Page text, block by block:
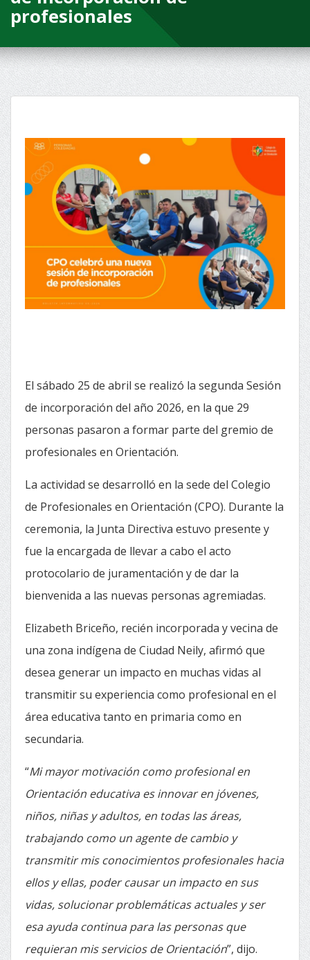
profesionales
El sábado 25 de abril se realizó la segunda Sesión
de incorporación del año 2026, en la que 29
personas pasaron a formar parte del gremio de
profesionales en Orientación.
La actividad se desarrolló en la sede del Colegio
de Profesionales en Orientación (CPO). Durante la
ceremonia, la Junta Directiva estuvo presente y
fue la encargada de llevar a cabo el acto
protocolario de juramentación y de dar la
bienvenida a las nuevas personas agremiadas.
Elizabeth Briceño, recién incorporada y vecina de
una zona indígena de Ciudad Neily, afirmó que
desea generar un impacto en muchas vidas al
transmitir su experiencia como profesional en el
área educativa tanto en primaria como en
secundaria.
“Mi mayor motivación como profesional en
Orientación educativa es innovar en jóvenes,
niños, niñas y adultos, en todas las áreas,
trabajando como un agente de cambio y
transmitir mis conocimientos profesionales hacia
ellos y ellas, poder causar un impacto en sus
vidas, solucionar problemáticas actuales y ser
esa ayuda continua para las personas que
requieran mis servicios de Orientación”, dijo.